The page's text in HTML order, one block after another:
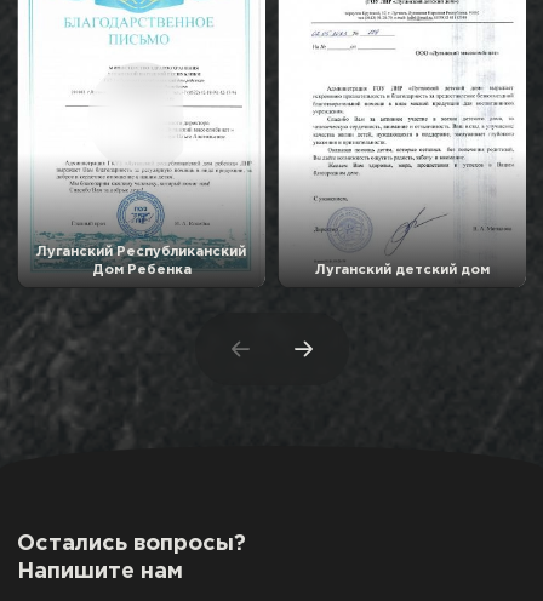
Луганский Республиканский
Дом Ребенка
Луганский детский дом
Остались вопросы?
Напишите нам